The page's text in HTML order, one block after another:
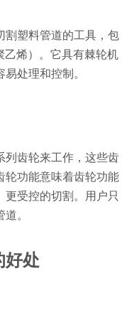
割塑料管道的工具，包
乙烯）。它具有棘轮机
处理和控制。
列齿轮来工作，这些齿
轮功能意味着齿轮功能
更受控的切割。用户只
。
好处